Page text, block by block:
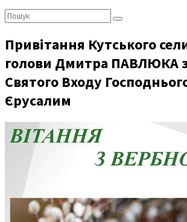
Пошук:
Привітання Кутського
голови Дмитра ПАВЛЮКА
Святого Входу
Єрусалим